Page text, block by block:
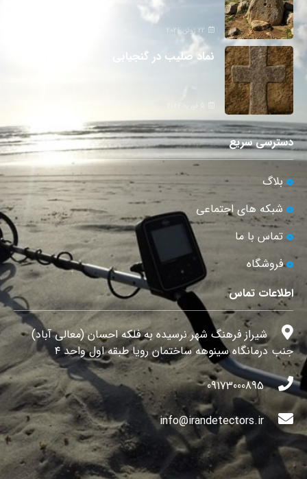
22 ژوئن 2026
نماد صلیب در گنجیابی
دسترسی سریع
بلاگ
شبکه های اجتماعی
تماس با ما
فروشگاه
اطلاعات تماس
شیراز فرهنگ شهر نرسیده به فلکه احسان (معالی آباد)
جنب درمانگاه سینوهه ساختمان رویا طبقه اول واحد ۴
09173000895
info@irandetectors.ir